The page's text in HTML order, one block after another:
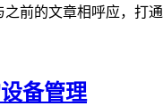
前的文章相呼应，打
备管理